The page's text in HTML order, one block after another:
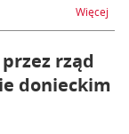
Więcej
rząd
donieckim